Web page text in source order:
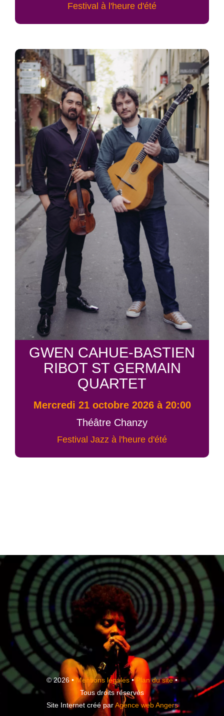
Festival à l'heure d'été
GWEN CAHUE-BASTIEN
RIBOT ST GERMAIN
QUARTET
mercredi 21 octobre 2026 à 20:00
Théâtre Chanzy
Festival Jazz à l'heure d'été
© 2026 • Mentions légales•Plan du site•
Tous droits réservés
Site Internet créé parAgence web Angers